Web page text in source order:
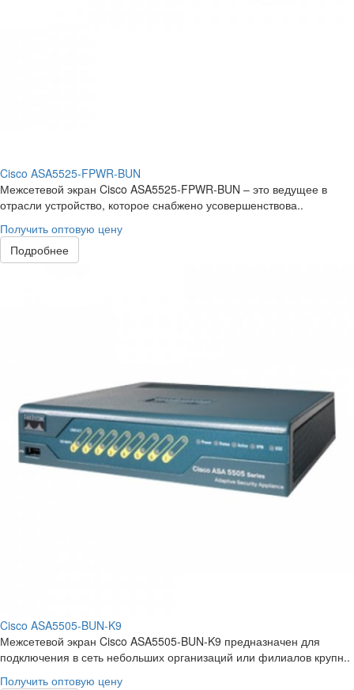
Cisco ASA5525-FPWR-BUN
Межсетевой экран Cisco ASA5525-FPWR-BUN – это ведущее в
отрасли устройство, которое снабжено усовершенствова..
Получить оптовую цену
Подробнее
Cisco ASA5505-BUN-K9
Межсетевой экран Cisco ASA5505-BUN-K9 предназначен для
подключения в сеть небольших организаций или филиалов крупн..
Получить оптовую цену